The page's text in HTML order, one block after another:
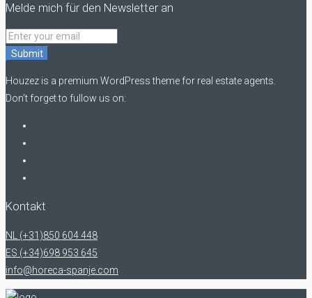
Melde mich für den Newsletter an
Submit
Houzez is a premium WordPress theme for real estate agents.
Don’t forget to fullow us on:
Kontakt
NL (+31)850 604 448
ES (+34)698 953 645
info@horeca-spanje.com